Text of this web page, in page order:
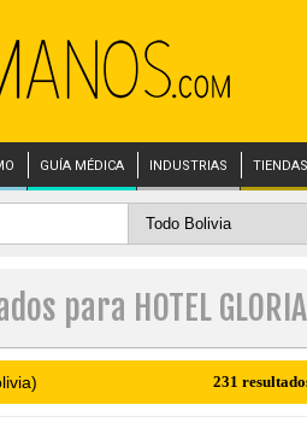
GUÍA MÉDICA INDUSTRIAS
para HOTEL GLORIA
231